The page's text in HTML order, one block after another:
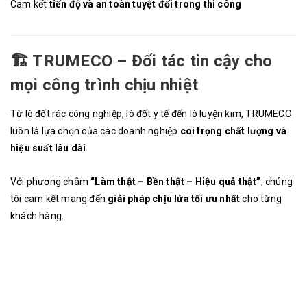
Cam kết tiến độ và an toàn tuyệt đối trong thi công
🏗️ TRUMECO – Đối tác tin cậy cho
mọi công trình chịu nhiệt
Từ lò đốt rác công nghiệp, lò đốt y tế đến lò luyện kim, TRUMECO
luôn là lựa chọn của các doanh nghiệp coi trọng chất lượng và
hiệu suất lâu dài
Với phương châm “Làm thật – Bền thật – Hiệu quả thật”, chúng
tôi cam kết mang đến giải pháp chịu lửa tối ưu nhấtcho từng
khách hàng.